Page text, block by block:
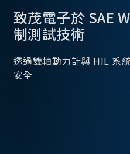
致茂電子於 SAE
制測試技術
透過雙軸動力計與 HIL 系
安全